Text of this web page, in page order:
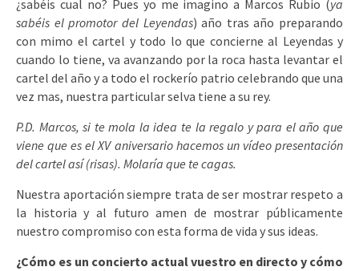
¿sabéis cual no? Pues yo me imagino a Marcos Rubio (ya
sabéis el promotor del Leyendas) año tras año preparando
con mimo el cartel y todo lo que concierne al Leyendas y
cuando lo tiene, va avanzando por la roca hasta levantar el
cartel del año y a todo el rockerío patrio celebrando que una
vez mas, nuestra particular selva tiene a su rey.
P.D. Marcos, si te mola la idea te la regalo y para el año que
viene que es el XV aniversario hacemos un vídeo presentación
del cartel así (risas). Molaría que te cagas.
Nuestra aportación siempre trata de ser mostrar respeto a
la historia y al futuro amen de mostrar públicamente
nuestro compromiso con esta forma de vida y sus ideas.
¿Cómo es un concierto actual vuestro en directo y cómo